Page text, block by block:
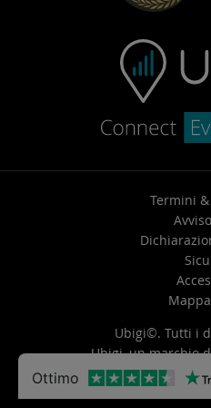
Termini
Ubigi©. Tutti i
Ubigi, un marchio
Ottimo